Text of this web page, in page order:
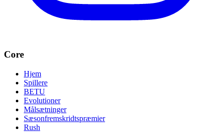
Core
Hjem
Spillere
BETU
Evolutioner
Målsætninger
Sæsonfremskridtspræmier
Rush